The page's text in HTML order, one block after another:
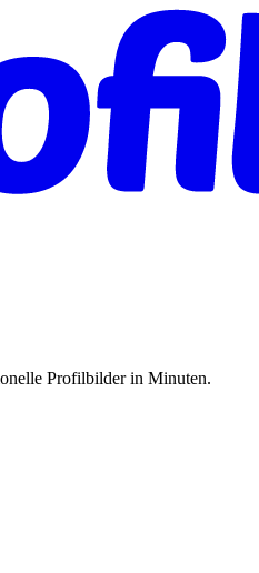
Profilbilder in Minuten.